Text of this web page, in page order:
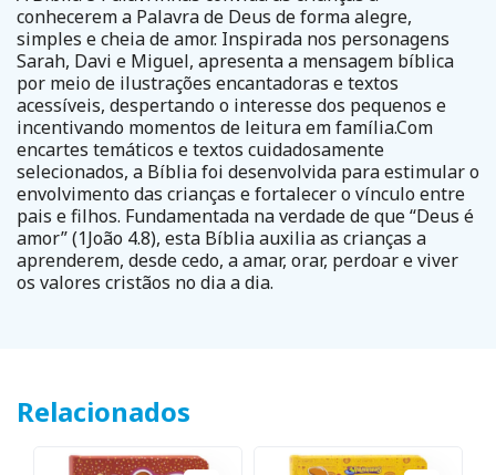
conhecerem a Palavra de Deus de forma alegre,
simples e cheia de amor. Inspirada nos personagens
Sarah, Davi e Miguel, apresenta a mensagem bíblica
por meio de ilustrações encantadoras e textos
acessíveis, despertando o interesse dos pequenos e
incentivando momentos de leitura em família.Com
encartes temáticos e textos cuidadosamente
selecionados, a Bíblia foi desenvolvida para estimular o
envolvimento das crianças e fortalecer o vínculo entre
pais e filhos. Fundamentada na verdade de que “Deus é
amor” (1João 4.8), esta Bíblia auxilia as crianças a
aprenderem, desde cedo, a amar, orar, perdoar e viver
os valores cristãos no dia a dia.
Relacionados